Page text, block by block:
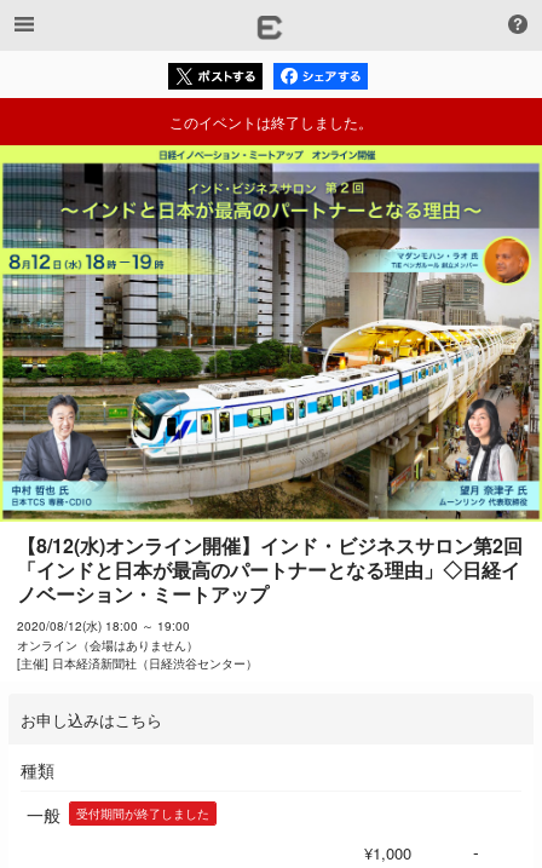
このイベントは終了しました。
【8/12(水)オンライン開催】インド・ビジネスサロン第2回
「インドと日本が最高のパートナーとなる理由」◇日経イ
ノベーション・ミートアップ
2020/08/12(水) 18:00 ～ 19:00
オンライン（会場はありません）
[主催] 日本経済新聞社（日経渋谷センター）
お申し込みはこちら
種類
一般
受付期間が終了しました
¥1,000 -